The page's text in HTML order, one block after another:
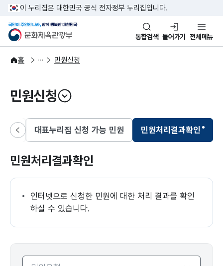
본문 바로가기
주메뉴 바로가기
이 누리집은 대한민국 공식 전자정부 누리집입니다.
문화체육관광부
국민이 주인인 나라, 함께 행복
통합검색 들어가기 전체메뉴
홈
국민참여
전자민원 민원신청
민원신청
열기
이전
원) 대표누리집 신청 가능 민원 민원처리결과확인
선택됨
민원처리결과확인
인터넷으로 신청한 민원에 대한 처리 결과를 확인
하실 수 있습니다.